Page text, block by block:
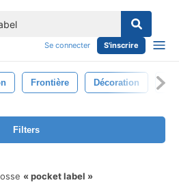
Se connecter S'inscrire
Frontière Décoration
Filters
pocket label